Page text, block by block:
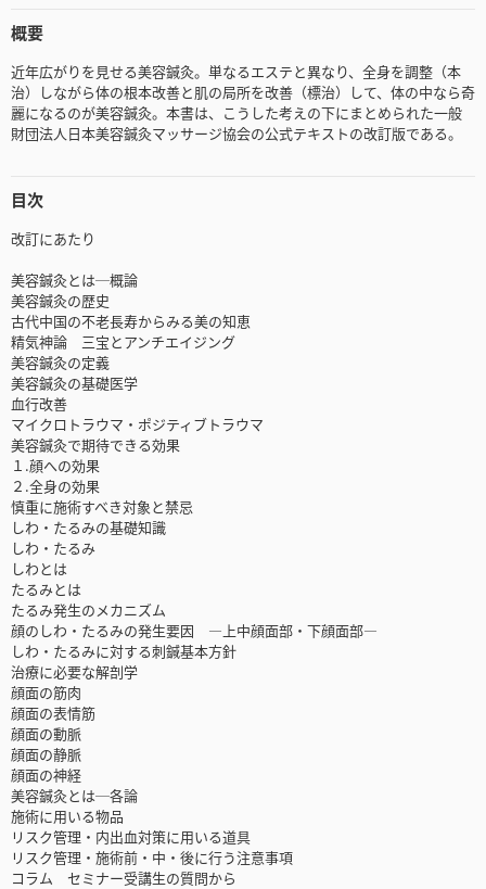
概要
近年広がりを見せる美容鍼灸。単なるエステと異なり、全身を調整（本
治）しながら体の根本改善と肌の局所を改善（標治）して、体の中なら奇
麗になるのが美容鍼灸。本書は、こうした考えの下にまとめられた一般
財団法人日本美容鍼灸マッサージ協会の公式テキストの改訂版である。
目次
改訂にあたり
美容鍼灸とは─概論
美容鍼灸の歴史
古代中国の不老長寿からみる美の知恵
精気神論 三宝とアンチエイジング
美容鍼灸の定義
美容鍼灸の基礎医学
血行改善
マイクロトラウマ・ポジティブトラウマ
美容鍼灸で期待できる効果
１.顔への効果
２.全身の効果
慎重に施術すべき対象と禁忌
しわ・たるみの基礎知識
しわ・たるみ
しわとは
たるみとは
たるみ発生のメカニズム
顔のしわ・たるみの発生要因 ―上中顔面部・下顔面部―
しわ・たるみに対する刺鍼基本方針
治療に必要な解剖学
顔面の筋肉
顔面の表情筋
顔面の動脈
顔面の静脈
顔面の神経
美容鍼灸とは─各論
施術に用いる物品
リスク管理・内出血対策に用いる道具
リスク管理・施術前・中・後に行う注意事項
コラム セミナー受講生の質問から